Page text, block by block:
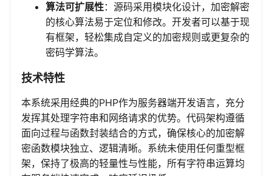
算法可扩展性：源码采用模块化设计，加密解密
的核心算法易于定位和修改。开发者可以基于现
有框架，轻松集成自定义的加密规则或更复杂的
密码学算法。
技术特性
本系统采用经典的PHP作为服务器端开发语言，充分
发挥其处理字符串和网络请求的优势。代码架构遵循
面向过程与函数封装结合的方式，确保核心的加密解
密函数模块独立、逻辑清晰。系统未使用任何重型框
架，保持了极高的轻量性与性能，所有字符串运算均